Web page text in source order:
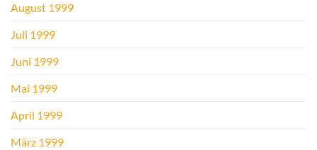
August 1999
Juli 1999
Juni 1999
Mai 1999
April 1999
März 1999